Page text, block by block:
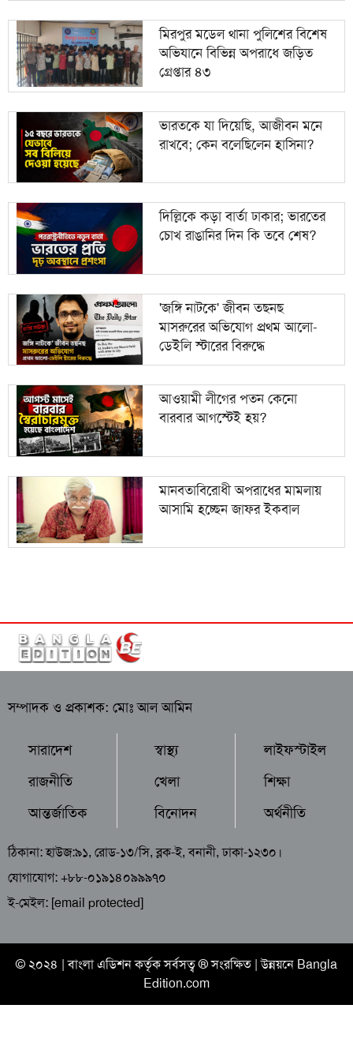
মিরপুর মডেল থানা পুলিশের বিশেষ
অভিযানে বিভিন্ন অপরাধে জড়িত
গ্রেপ্তার ৪৩
ভারতকে যা দিয়েছি, আজীবন মনে
রাখবে; কেন বলেছিলেন হাসিনা?
দিল্লিকে কড়া বার্তা ঢাকার; ভারতের
চোখ রাঙানির দিন কি তবে শেষ?
'জঙ্গি নাটকে' জীবন তছনছ
মাসরুরের অভিযোগ প্রথম আলো-
ডেইলি স্টারের বিরুদ্ধে
আওয়ামী লীগের পতন কেনো
বারবার আগস্টেই হয়?
মানবতাবিরোধী অপরাধের মামলায়
আসামি হচ্ছেন জাফর ইকবাল
সম্পাদক ও প্রকাশক: মোঃ আল আমিন
সারাদেশ
রাজনীতি
আন্তর্জাতিক
স্বাস্থ্য
খেলা
বিনোদন
লাইফস্টাইল
শিক্ষা
অর্থনীতি
ঠিকানা: হাউজ:৯১, রোড-১৩/সি, ব্লক-ই, বনানী, ঢাকা-১২৩০।
যোগাযোগ: +৮৮-০১৯১৪০৯৯৯৭০
ই-মেইল: [email protected]
© ২০২৪ |বাংলা এডিশনকর্তৃক সর্বসত্ব ® সংরক্ষিত | উন্নয়নে Bangla
Edition.com